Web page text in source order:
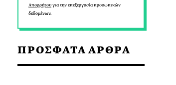
Απορρήτουγια την επεξεργασία προσωπικών
δεδομένων.
ΠΡΟΣΦΑΤΑ ΑΡΘΡΑ